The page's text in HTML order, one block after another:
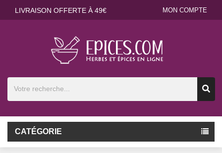
LIVRAISON OFFERTE À 49€ MON COMPTE
CATÉGORIE